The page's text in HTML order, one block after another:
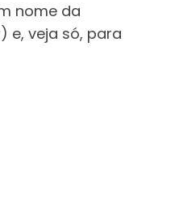
nome da
e, veja só, para